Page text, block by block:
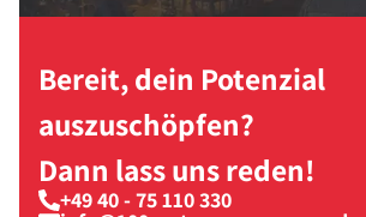
Bereit, dein Potenzial
auszuschöpfen?
Dann lass uns reden!
+49 40 - 75 110 330